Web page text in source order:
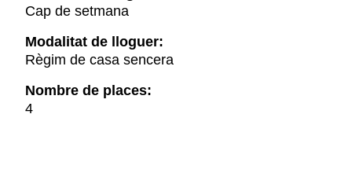
Cap de setmana
Modalitat de lloguer:
Règim de casa sencera
Nombre de places:
4